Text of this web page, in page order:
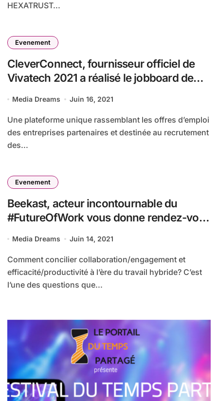
HEXATRUST...
Evenement
CleverConnect, fournisseur officiel de
Vivatech 2021 a réalisé le jobboard de
Media Dreams Juin 16, 2021
Une plateforme unique rassemblant les offres d’emploi
des entreprises partenaires et destinée au recrutement
des...
Evenement
Beekast, acteur incontournable du
#FutureOfWork vous donne rendez-vous
Media Dreams Juin 14, 2021
Comment concilier collaboration/engagement et
efficacité/productivité à l’ère du travail hybride? C’est
l’une des questions que...